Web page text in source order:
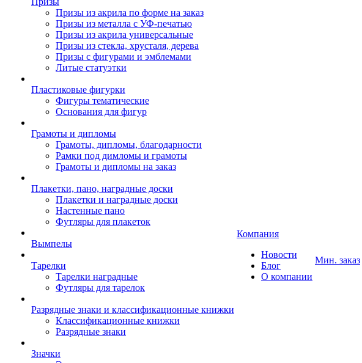
Призы из акрила по форме на заказ
Призы из металла с УФ-печатью
Призы из акрила универсальные
Призы из стекла, хрусталя, дерева
Призы с фигурами и эмблемами
Литые статуэтки
Пластиковые фигурки
Фигуры тематические
Основания для фигур
Грамоты и дипломы
Грамоты, дипломы, благодарности
Рамки под димломы и грамоты
Грамоты и дипломы на заказ
Плакетки, пано, наградные доски
Плакетки и наградные доски
Настенные пано
Футляры для плакеток
Вымпелы
Тарелки
Тарелки наградные
Футляры для тарелок
Разрядные знаки и классификационные книжки
Классификационные книжки
Разрядные знаки
Значки
Компания
Новости
Блог
О компании
Мин. заказ